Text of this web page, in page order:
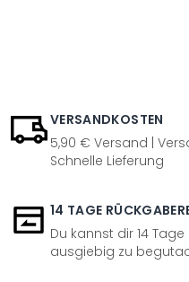
VERSANDKOSTEN
5,90 € Versand |
Schnelle Lieferung
14 TAGE
Du kannst dir 14
ausgiebig zu